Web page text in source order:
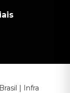
| Infra